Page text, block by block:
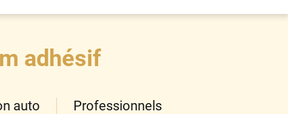
IT
adhésif
auto Professionnels